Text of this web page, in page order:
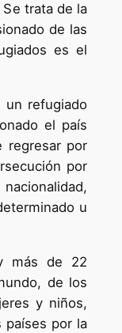
trata de la
de las
es el
un refugiado
el país
regresar por
por
u
más de 22
de los
y niños,
países por la